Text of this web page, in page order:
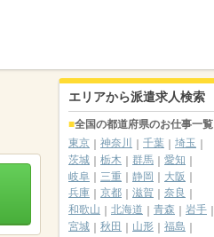
エリアから派遣求人検索
全国の都道府県のお仕事一覧
東京
神奈川 千葉
埼玉
茨城
栃木 群馬
愛知
岐阜
三重 静岡
大阪
兵庫
京都 滋賀
奈良
和歌山
北海道 青森
岩手
宮城
秋田 山形
福島